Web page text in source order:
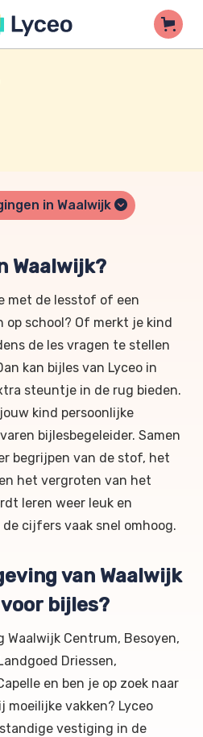
in Waalwijk
Waalwijk?
met de lesstof of een
op school? Of merkt je kind
de les vragen te stellen
kan bijles van Lyceo in
steuntje in de rug bieden.
kind persoonlijke
bijlesbegeleider. Samen
begrijpen van de stof, het
het vergroten van het
leren weer leuk en
cijfers vaak snel omhoog.
van Waalwijk
bijles?
Waalwijk Centrum, Besoyen,
Driessen,
en ben je op zoek naar
vakken? Lyceo
vestiging in de